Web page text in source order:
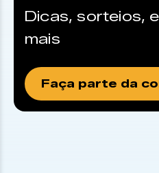
Dicas, sorteios,
mais
Faça parte da